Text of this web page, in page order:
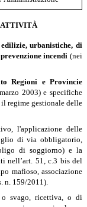
edilizie, urbanistiche, di
incendi (nei
Regioni e Provincie
2003) e specifiche
regime gestionale delle
l'applicazione delle
di via obbligatorio,
di soggiorno) e la
nell’art. 51, c.3 bis del
mafioso, associazione
n. 159/2011).
svago, ricettiva, o di